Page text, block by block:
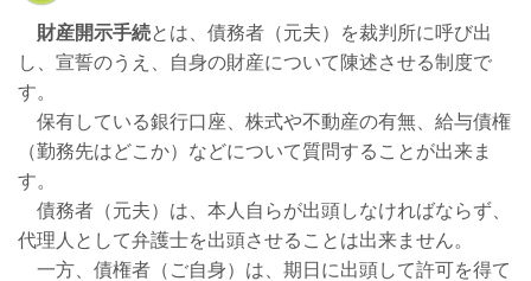
財産開示手続とは、債務者（元夫）を裁判所に呼び出
し、宣誓のうえ、自身の財産について陳述させる制度で
す。
保有している銀行口座、株式や不動産の有無、給与債権
（勤務先はどこか）などについて質問することが出来ま
す。
債務者（元夫）は、本人自らが出頭しなければならず、
代理人として弁護士を出頭させることは出来ません。
一方、債権者（ご自身）は、期日に出頭して許可を得て